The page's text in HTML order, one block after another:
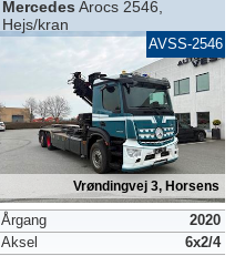
Mercedes Arocs 2546,
Hejs/kran
AVSS-2546
Vrøndingvej 3, Horsens
Årgang
2020
Aksel
6x2/4